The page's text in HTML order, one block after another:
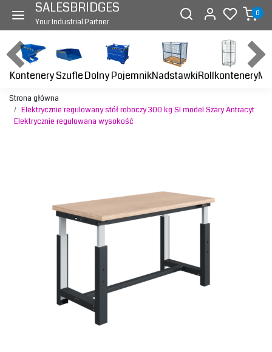
SALESBRIDGES
Your Industrial Partner
0
KontenerySzufleDolny PojemnikNadstawkiRollkontenery
Strona główna
Elektrycznie regulowany stół roboczy 300 kg SI model Szary Antracyt
Elektrycznie regulowana wysokość